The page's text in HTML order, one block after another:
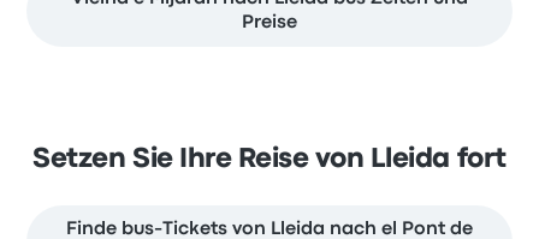
Preise
Setzen Sie Ihre Reise von Lleida fort
Finde bus-Tickets von Lleida nach el Pont de